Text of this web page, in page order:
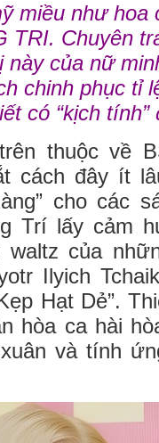
miều như hoa
TRI. Chuyên
này của nữ
chinh phục tỉ
có “kịch tính”
thuộc về
cách đây ít
cho các
Trí lấy cảm
waltz của
Ilyich
Hạt Dẻ”.
hòa ca hài
và tính